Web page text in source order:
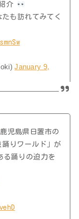
介
たも訪れてみてく
January 9,
鹿児島県日置市の
りワールド」が
る踊りの迫力を